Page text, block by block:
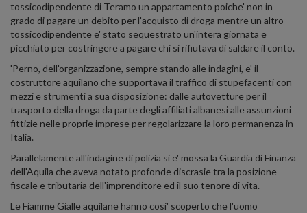
tossicodipendente di Teramo un appartamento poiche' non in
grado di pagare un debito per l'acquisto di droga mentre un altro
tossicodipendente e' stato sequestrato un'intera giornata e
picchiato per costringere a pagare chi si rifiutava di saldare il conto.
'Perno, dell'organizzazione, sempre stando alle indagini, e' il
costruttore aquilano che supportava il traffico di stupefacenti con
mezzi e strumenti a sua disposizione: dalle autovetture per il
trasporto della droga da parte degli affiliati albanesi alle assunzioni
fittizie nelle proprie imprese per regolarizzare la loro permanenza in
Italia.
Parallelamente all'indagine di polizia si e' mossa la Guardia di Finanza
dell'Aquila che aveva notato profonde discrasie tra la posizione
fiscale e tributaria dell'imprenditore ed il suo tenore di vita.
Le Fiamme Gialle aquilane hanno cosi' scoperto che l'uomo